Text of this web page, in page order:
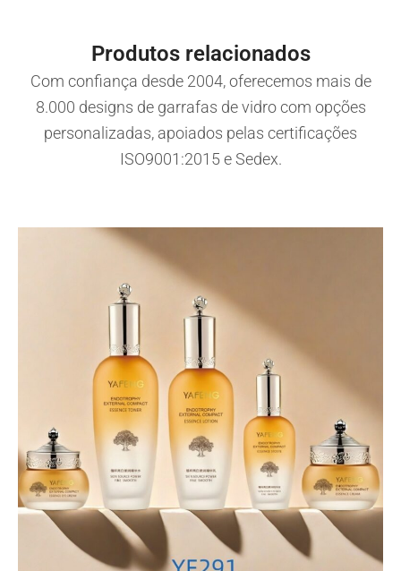
Produtos relacionados
Com confiança desde 2004, oferecemos mais de
8.000 designs de garrafas de vidro com opções
personalizadas, apoiados pelas certificações
ISO9001:2015 e Sedex.